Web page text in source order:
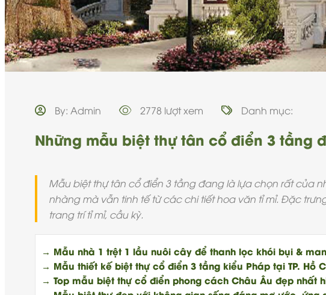
By: Admin 2778 lượt xem Danh mục:
Những mẫu biệt thự tân cổ điển 3 tầng
Mẫu biệt thự tân cổ điển 3 tầng đang là lựa chọn rất của
nhàng mà vẫn tinh tế từ các chi tiết hoa văn tỉ mỉ. Đặc
trang trí tỉ mỉ, cầu kỳ.
→ Mẫu nhà 1 trệt 1 lầu nuôi cây để thanh lọc khói bụi &
→ Mẫu thiết kế biệt thự cổ điển 3 tầng kiểu Pháp tại TP. Hồ
→ Top mẫu biệt thự cổ điển phong cách Châu Âu đẹp nhất